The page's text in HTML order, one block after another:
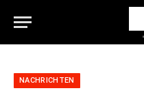
NACHRICHTEN